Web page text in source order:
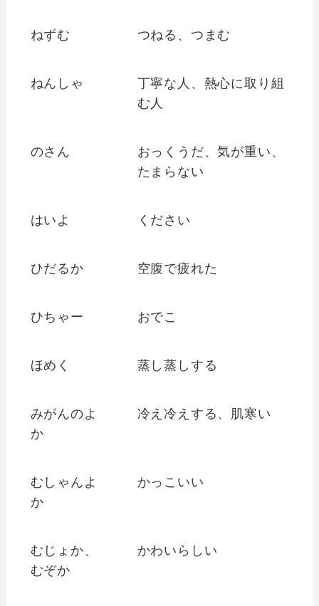
ねずむ つねる、つまむ
ねんしゃ
丁寧な人、熱心に取り組
む人
のさん
おっくうだ、気が重い、
たまらない
はいよ ください
ひだるか 空腹で疲れた
ひちゃー おでこ
ほめく 蒸し蒸しする
みがんのよ
か
冷え冷えする、肌寒い
むしゃんよ
か
かっこいい
むじょか、
むぞか
かわいらしい